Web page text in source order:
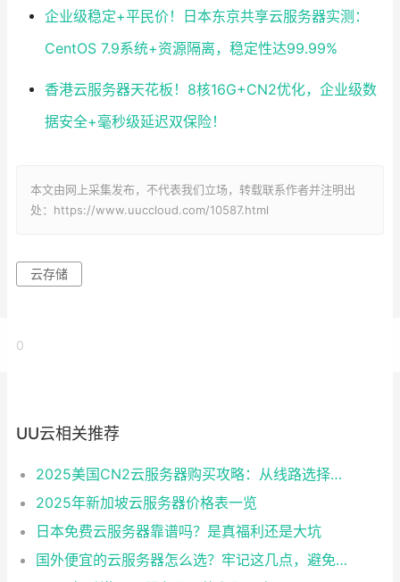
企业级稳定+平民价！日本东京共享云服务器实测：
CentOS 7.9系统+资源隔离，稳定性达99.99%
香港云服务器天花板！8核16G+CN2优化，企业级数
据安全+毫秒级延迟双保险！
本文由网上采集发布，不代表我们立场，转载联系作者并注明出
处：https://www.uuccloud.com/10587.html
云存储
0
UU云相关推荐
2025美国CN2云服务器购买攻略：从线路选择到实操最全指南
2025年新加坡云服务器价格表一览
日本免费云服务器靠谱吗？是真福利还是大坑
国外便宜的云服务器怎么选？牢记这几点，避免踩坑